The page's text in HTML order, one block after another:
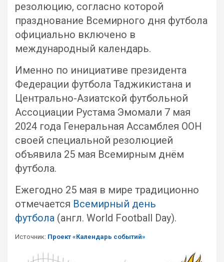
резолюцию, согласно которой
празднование Всемирного дня футбола
официально включено в
международный календарь.
Именно по инициативе президента
Федерации футбола Таджикистана и
Центрально-Азиатской футбольной
Ассоциации Рустама Эмомали 7 мая
2024 года Генеральная Ассамблея ООН
своей специальной резолюцией
объявила 25 мая Всемирным днём
футбола.
Ежегодно 25 мая в мире традиционно
отмечается Всемирный день
футбола (англ. World Football Day).
Источник: Проект «Календарь событий»